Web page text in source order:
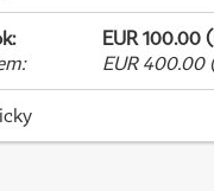
:
EUR 100.00
: EUR 400.00